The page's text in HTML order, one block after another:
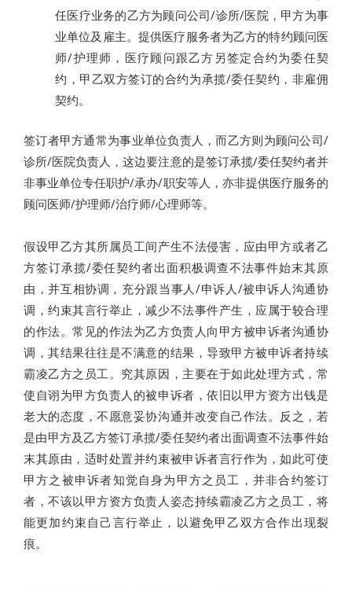
任医疗业务的乙方为顾问公司/诊所/医院，甲方为事
业单位及雇主。提供医疗服务者为乙方的特约顾问医
师/护理师，医疗顾问跟乙方另签定合约为委任契
约，甲乙双方签订的合约为承揽/委任契约，非雇佣
契约。
签订者甲方通常为事业单位负责人，而乙方则为顾问公司/
诊所/医院负责人，这边要注意的是签订承揽/委任契约者并
非事业单位专任职护/承办/职安等人，亦非提供医疗服务的
顾问医师/护理师/治疗师/心理师等。
假设甲乙方其所属员工间产生不法侵害，应由甲方或者乙
方签订承揽/委任契约者出面积极调查不法事件始末其原
由，并互相协调，充分跟当事人/申诉人/被申诉人沟通协
调，约束其言行举止，减少不法事件产生，应属于较合理
的作法。常见的作法为乙方负责人向甲方被申诉者沟通协
调，其结果往往是不满意的结果，导致甲方被申诉者持续
霸凌乙方之员工。究其原因，主要在于如此处理方式，常
使自诩为甲方负责人的被申诉者，依旧以甲方资方出钱是
老大的态度，不愿意妥协沟通并改变自己作法。反之，若
是由甲方及乙方签订承揽/委任契约者出面调查不法事件始
末其原由，适时处置并约束被申诉者言行作为，如此可使
甲方之被申诉者知觉自身为甲方之员工，并非合约签订
者，不该以甲方资方负责人姿态持续霸凌乙方之员工，将
能更加约束自己言行举止，以避免甲乙双方合作出现裂
痕。